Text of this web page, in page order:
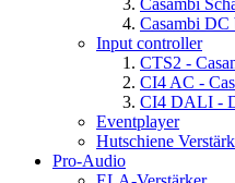
Casambi
Casambi DC
Input controller
CTS2 -
CI4 AC -
CI4 DALI -
Eventplayer
Hutschiene
Pro-Audio